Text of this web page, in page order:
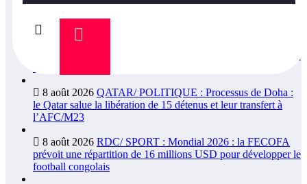
8 août 2026
travaux d’aménagement de la voirie sur l’avenue Nyofu 1:
l’entreprise Group Mushegera Services exécutera 1200 mètres
8 août 2026 QATAR/ POLITIQUE : Processus de Doha :
le Qatar salue la libération de 15 détenus et leur transfert à
l’AFC/M23
8 août 2026 RDC/ SPORT : Mondial 2026 : la FECOFA
prévoit une répartition de 16 millions USD pour développer le
football congolais